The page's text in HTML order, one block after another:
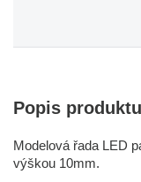
Popis produktu
Modelová řada LED
výškou 10mm.